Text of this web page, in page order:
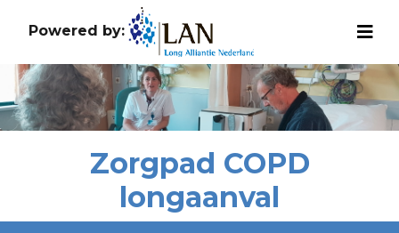
Powered by:
Zorgpad COPD
longaanval